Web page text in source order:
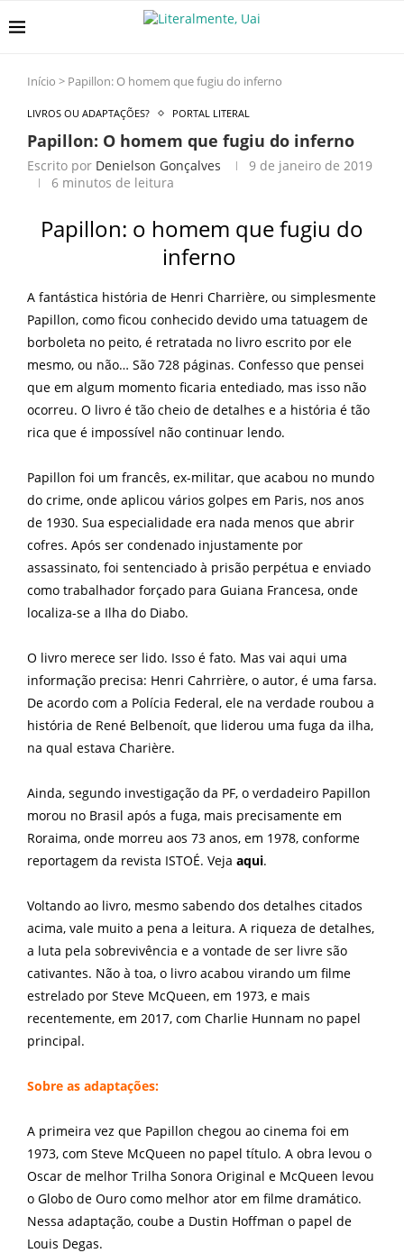
Início > Papillon: O homem que fugiu do inferno
LIVROS OU ADAPTAÇÕES? PORTAL LITERAL
Papillon: O homem que fugiu do inferno
Escrito por Denielson Gonçalves
9 de janeiro de 2019
6 minutos de leitura
Papillon: o homem que fugiu do
inferno
A fantástica história de Henri Charrière, ou simplesmente
Papillon, como ficou conhecido devido uma tatuagem de
borboleta no peito, é retratada no livro escrito por ele
mesmo, ou não… São 728 páginas. Confesso que pensei
que em algum momento ficaria entediado, mas isso não
ocorreu. O livro é tão cheio de detalhes e a história é tão
rica que é impossível não continuar lendo.
Papillon foi um francês, ex-militar, que acabou no mundo
do crime, onde aplicou vários golpes em Paris, nos anos
de 1930. Sua especialidade era nada menos que abrir
cofres. Após ser condenado injustamente por
assassinato, foi sentenciado à prisão perpétua e enviado
como trabalhador forçado para Guiana Francesa, onde
localiza-se a Ilha do Diabo.
O livro merece ser lido. Isso é fato. Mas vai aqui uma
informação precisa: Henri Cahrrière, o autor, é uma farsa.
De acordo com a Polícia Federal, ele na verdade roubou a
história de René Belbenoít, que liderou uma fuga da ilha,
na qual estava Charière.
Ainda, segundo investigação da PF, o verdadeiro Papillon
morou no Brasil após a fuga, mais precisamente em
Roraima, onde morreu aos 73 anos, em 1978, conforme
reportagem da revista ISTOÉ. Veja aqui.
Voltando ao livro, mesmo sabendo dos detalhes citados
acima, vale muito a pena a leitura. A riqueza de detalhes,
a luta pela sobrevivência e a vontade de ser livre são
cativantes. Não à toa, o livro acabou virando um filme
estrelado por Steve McQueen, em 1973, e mais
recentemente, em 2017, com Charlie Hunnam no papel
principal.
Sobre as adaptações:
A primeira vez que Papillon chegou ao cinema foi em
1973, com Steve McQueen no papel título. A obra levou o
Oscar de melhor Trilha Sonora Original e McQueen levou
o Globo de Ouro como melhor ator em filme dramático.
Nessa adaptação, coube a Dustin Hoffman o papel de
Louis Degas.